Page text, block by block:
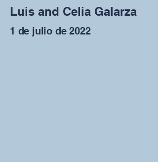
Luis and Celia Galarza
1 de julio de 2022